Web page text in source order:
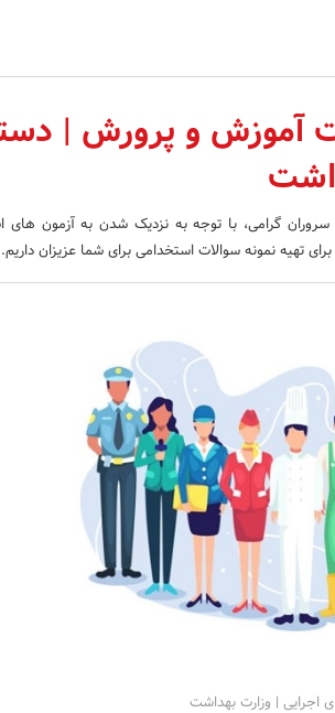
آموزش و پرورش |
گرامی، با توجه به نزدیک شدن به آزمون های
تهیه نمونه سوالات استخدامی برای شما عزیزان داریم.
اجرایی | وزارت بهداشت